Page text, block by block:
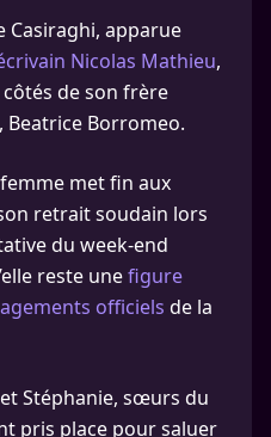
Casiraghi, apparue
Nicolas Mathieu,
de son frère
Beatrice Borromeo.
met fin aux
retrait soudain lors
du week-end
reste unefigure
officiels de la
Stéphanie, sœurs du
pris place pour saluer